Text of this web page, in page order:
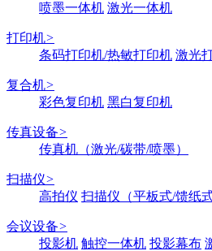
喷墨一体机 激光一体机
打印机>
条码打印机/热敏打印机 激光
复合机>
彩色复印机 黑白复印机
传真设备>
传真机（激光/碳带/喷墨）
扫描仪>
高拍仪 扫描仪（平板式/馈纸式
会议设备>
投影机 触控一体机 投影幕布